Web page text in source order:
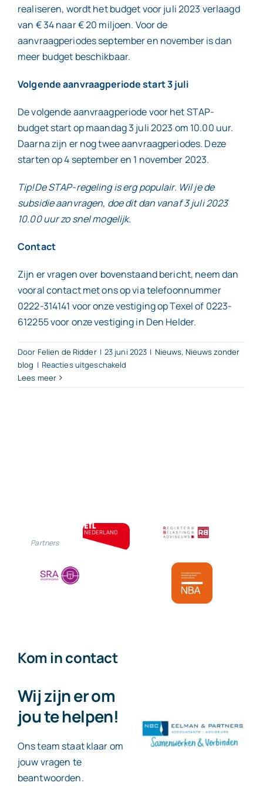
realiseren, wordt het budget voor juli 2023 verlaagd
van € 34 naar € 20 miljoen. Voor de
aanvraagperiodes september en november is dan
meer budget beschikbaar.
Volgende aanvraagperiode start 3 juli
De volgende aanvraagperiode voor het STAP-
budget start op maandag 3 juli 2023 om 10.00 uur.
Daarna zijn er nog twee aanvraagperiodes. Deze
starten op 4 september en 1 november 2023.
Tip!De STAP-regeling is erg populair. Wil je de
subsidie aanvragen, doe dit dan vanaf 3 juli 2023
10.00 uur zo snel mogelijk.
Contact
Zijn er vragen over bovenstaand bericht, neem dan
vooral contact met ons op via telefoonnummer
0222-314141 voor onze vestiging op Texel of 0223-
612255 voor onze vestiging in Den Helder.
Door Felien de Ridder | 23 juni 2023 | Nieuws, Nieuws zonder
blog | Reacties uitgeschakeld
Lees meer
Partners
Kom in contact
Wij zijn er om
jou te helpen!
Ons team staat klaar om
jouw vragen te
beantwoorden.